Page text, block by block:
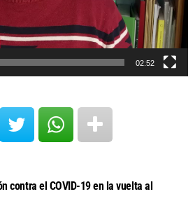
02:52
contra el COVID-19 en la vuelta al